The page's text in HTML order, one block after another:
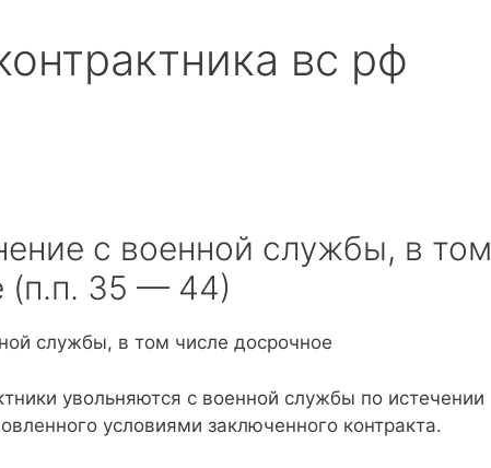
вс рф
с военной службы, в том
(п.п. 35 — 44)
службы, в том числе досрочное
увольняются с военной службы по истечении
условиями заключенного контракта.